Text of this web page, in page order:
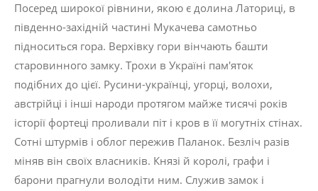
Посеред широкої рівнини, якою є долина Латориці, в
південно-західній частині Мукачева самотньо
підноситься гора. Верхівку гори вінчають башти
старовинного замку. Трохи в Україні пам'яток
подібних до цієї. Русини-українці, угорці, волохи,
австрійці і інші народи протягом майже тисячі років
історії фортеці проливали піт і кров в її могутніх стінах.
Сотні штурмів і облог пережив Паланок. Безліч разів
міняв він своїх власників. Князі й королі, графи і
барони прагнули володіти ним. Служив замок і